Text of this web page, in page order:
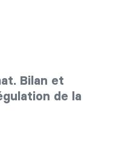
Bilan et
de la